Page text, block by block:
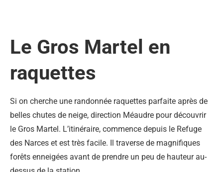
Le Gros Martel en
raquettes
Si on cherche une randonnée raquettes parfaite après de
belles chutes de neige, direction Méaudre pour découvrir
le Gros Martel. L’itinéraire, commence depuis le Refuge
des Narces et est très facile. Il traverse de magnifiques
forêts enneigées avant de prendre un peu de hauteur au-